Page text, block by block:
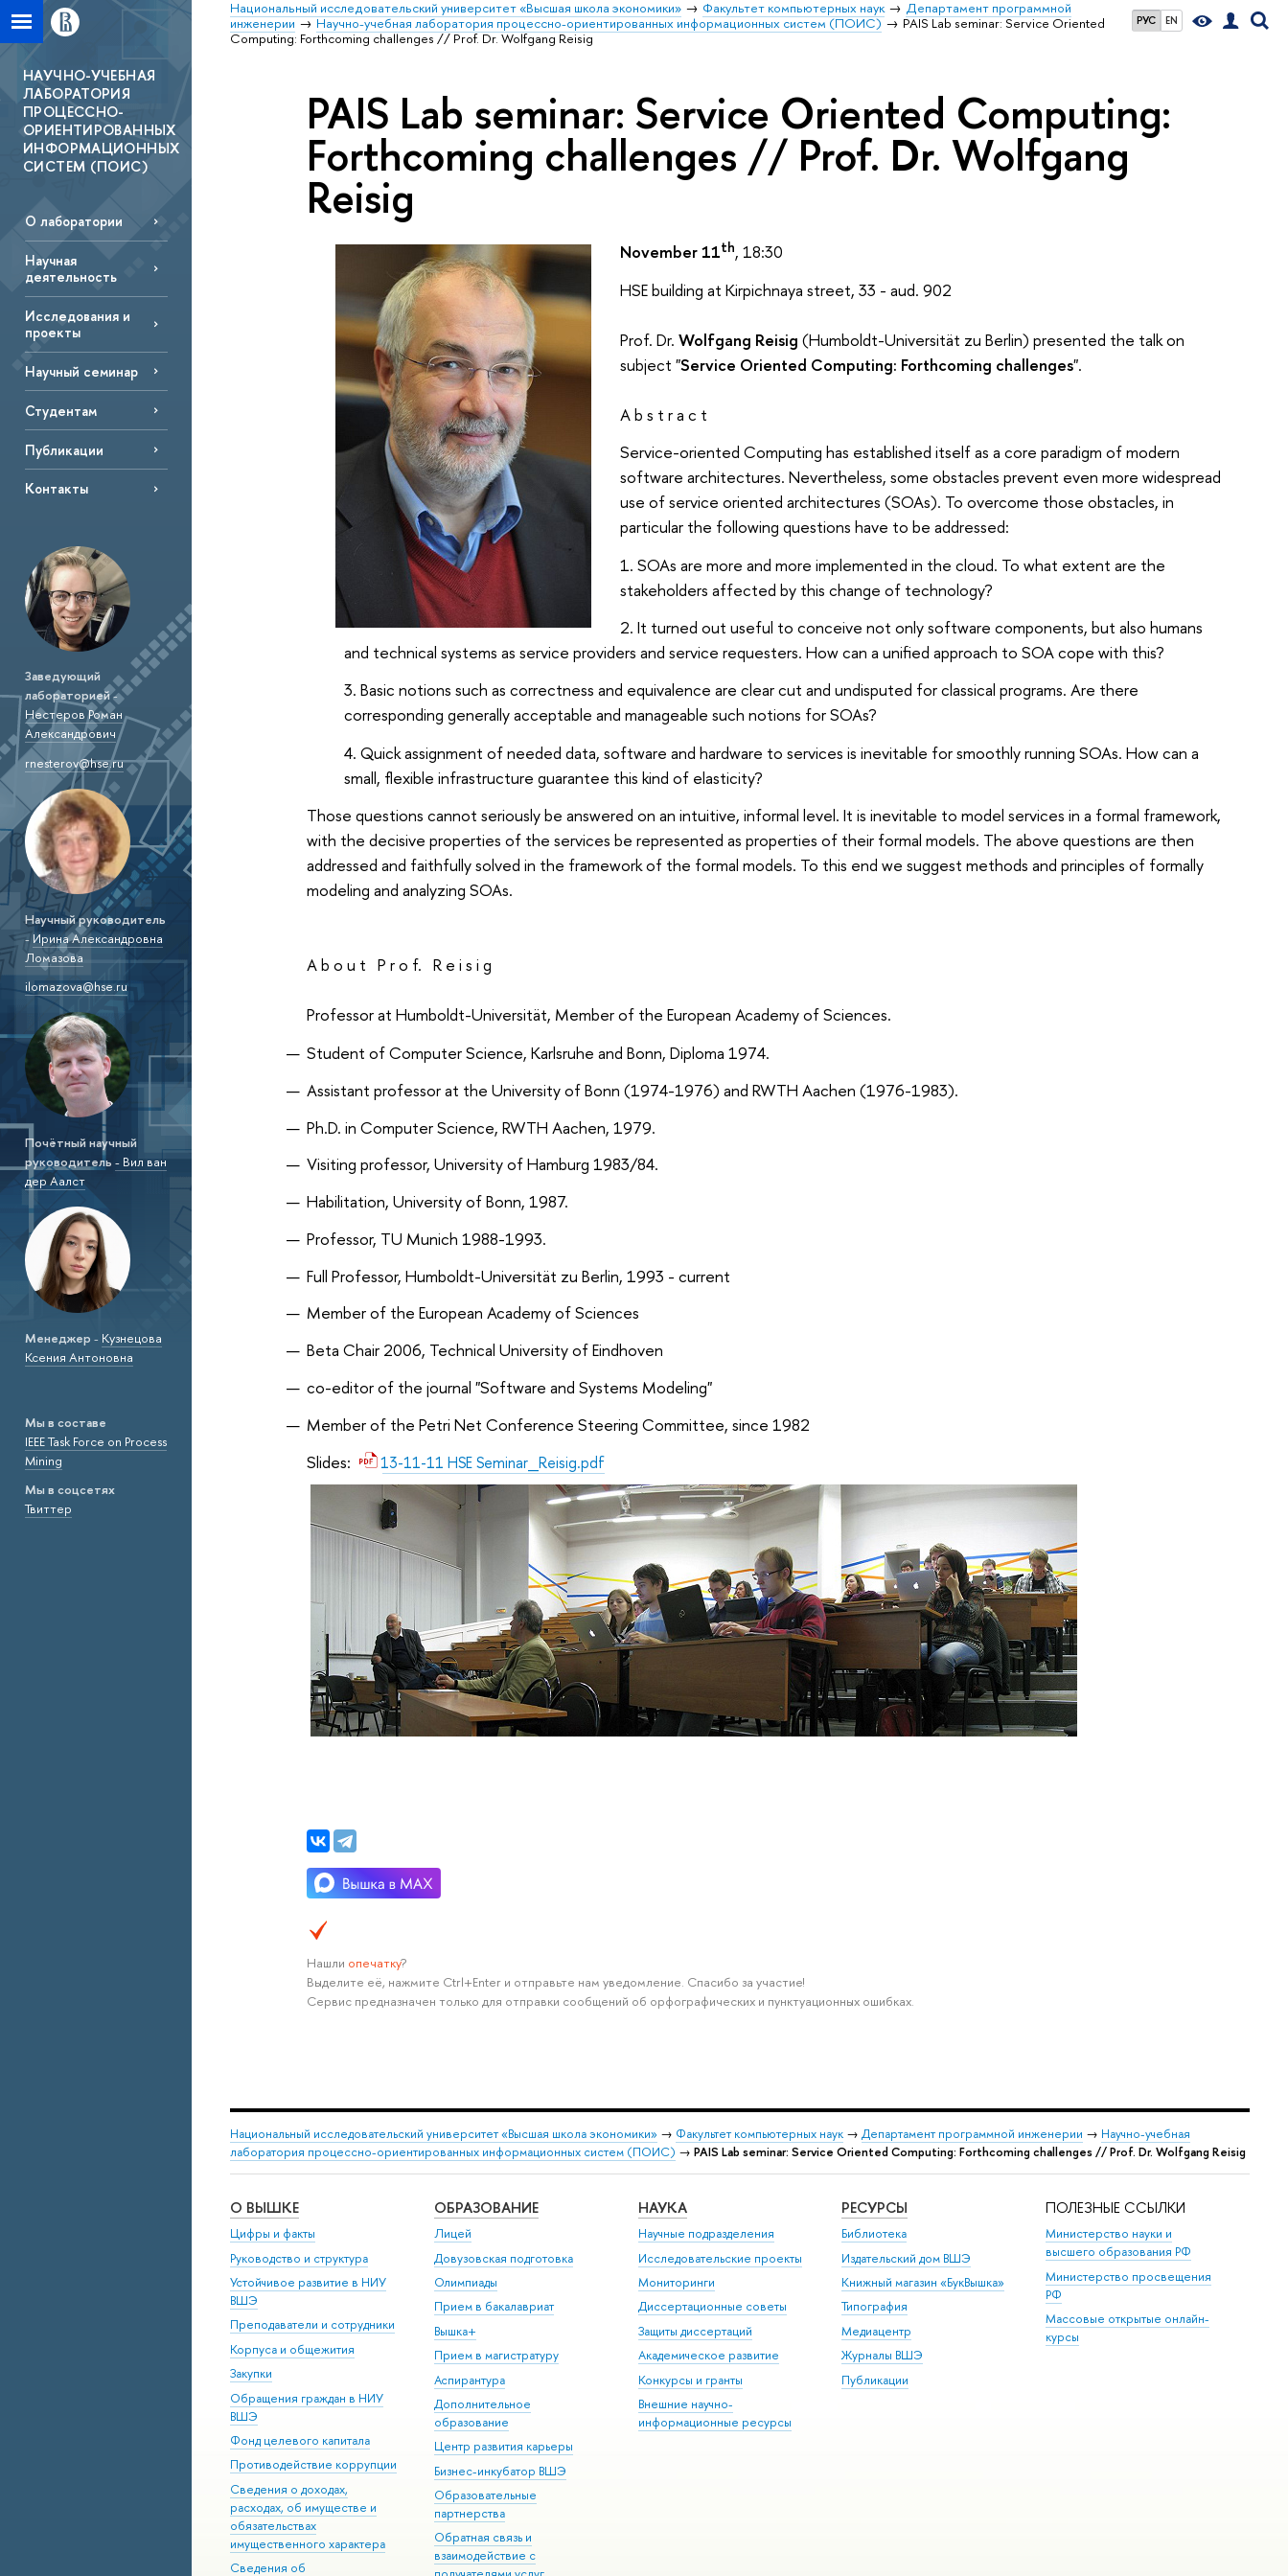
РУС EN
Национальный исследовательский университет «Высшая школа экономики» Факультет компьютерных наук
Департамент программной
инженерии
Научно-учебная лаборатория процессно-ориентированных информационных систем (ПОИС)
PAIS Lab seminar: Service Oriented
Computing: Forthcoming challenges // Prof. Dr. Wolfgang Reisig
НАУЧНО-УЧЕБНАЯ
ЛАБОРАТОРИЯ
ПРОЦЕССНО-
ОРИЕНТИРОВАННЫХ
ИНФОРМАЦИОННЫХ
СИСТЕМ (ПОИС)
О лаборатории
Научная
деятельность
Исследования и
проекты
Научный семинар
Студентам
Публикации
Контакты
Заведующий
лабораторией-
Нестеров Роман
Александрович
rnesterov@hse.ru
Научный руководитель
-Ирина Александровна
Ломазова
ilomazova@hse.ru
Почётный научный
руководитель - Вил ван
дер Аалст
Менеджер - Кузнецова
Ксения Антоновна
Мы в составе
IEEE Task Force on Process
Mining
Мы в соцсетях
Твиттер
PAIS Lab seminar: Service Oriented Computing:
Forthcoming challenges // Prof. Dr. Wolfgang
Reisig
November 11th, 18:30
HSE building at Kirpichnaya street, 33 - aud. 902
Prof. Dr. Wolfgang Reisig (Humboldt-Universität zu Berlin) presented the talk on
subject "Service Oriented Computing: Forthcoming challenges".
A b s t r a c t
Service-oriented Computing has established itself as a core paradigm of modern
software architectures. Nevertheless, some obstacles prevent even more widespread
use of service oriented architectures (SOAs). To overcome those obstacles, in
particular the following questions have to be addressed:
SOAs are more and more implemented in the cloud. To what extent are the
stakeholders affected by this change of technology?
It turned out useful to conceive not only software components, but also humans
and technical systems as service providers and service requesters. How can a unified approach to SOA cope with this?
Basic notions such as correctness and equivalence are clear cut and undisputed for classical programs. Are there
corresponding generally acceptable and manageable such notions for SOAs?
Quick assignment of needed data, software and hardware to services is inevitable for smoothly running SOAs. How can a
small, flexible infrastructure guarantee this kind of elasticity?
Those questions cannot seriously be answered on an intuitive, informal level. It is inevitable to model services in a formal framework,
with the decisive properties of the services be represented as properties of their formal models. The above questions are then
addressed and faithfully solved in the framework of the formal models. To this end we suggest methods and principles of formally
modeling and analyzing SOAs.
A b o u t P r o f. R e i s i g
Professor at Humboldt-Universität, Member of the European Academy of Sciences.
Student of Computer Science, Karlsruhe and Bonn, Diploma 1974.
Assistant professor at the University of Bonn (1974-1976) and RWTH Aachen (1976-1983).
Ph.D. in Computer Science, RWTH Aachen, 1979.
Visiting professor, University of Hamburg 1983/84.
Habilitation, University of Bonn, 1987.
Professor, TU Munich 1988-1993.
Full Professor, Humboldt-Universität zu Berlin, 1993 - current
Member of the European Academy of Sciences
Beta Chair 2006, Technical University of Eindhoven
co-editor of the journal "Software and Systems Modeling"
Member of the Petri Net Conference Steering Committee, since 1982
Slides:
13-11-11 HSE Seminar_Reisig.pdf
Нашли опечатку?
Выделите её, нажмите Ctrl+Enter и отправьте нам уведомление. Спасибо за участие!
Сервис предназначен только для отправки сообщений об орфографических и пунктуационных ошибках.
Национальный исследовательский университет «Высшая школа экономики» → Факультет компьютерных наук → Департамент программной инженерии → Научно-учебная
лаборатория процессно-ориентированных информационных систем (ПОИС) → PAIS Lab seminar: Service Oriented Computing: Forthcoming challenges // Prof. Dr. Wolfgang Reisig
О ВЫШКЕ
Цифры и факты
Руководство и структура
Устойчивое развитие в НИУ
ВШЭ
Преподаватели и сотрудники
Корпуса и общежития
Закупки
Обращения граждан в НИУ
ВШЭ
Фонд целевого капитала
Противодействие коррупции
Сведения о доходах,
расходах, об имуществе и
обязательствах
имущественного характера
Сведения об
ОБРАЗОВАНИЕ
Лицей
Довузовская подготовка
Олимпиады
Прием в бакалавриат
Вышка+
Прием в магистратуру
Аспирантура
Дополнительное
образование
Центр развития карьеры
Бизнес-инкубатор ВШЭ
Образовательные
партнерства
Обратная связь и
взаимодействие с
НАУКА
Научные подразделения
Исследовательские проекты
Мониторинги
Диссертационные советы
Защиты диссертаций
Академическое развитие
Конкурсы и гранты
Внешние научно-
информационные ресурсы
РЕСУРСЫ
Библиотека
Издательский дом ВШЭ
Книжный магазин «БукВышка»
Типография
Медиацентр
Журналы ВШЭ
Публикации
ПОЛЕЗНЫЕ ССЫЛКИ
Министерство науки и
высшего образования РФ
Министерство просвещения
РФ
Массовые открытые онлайн-
курсы